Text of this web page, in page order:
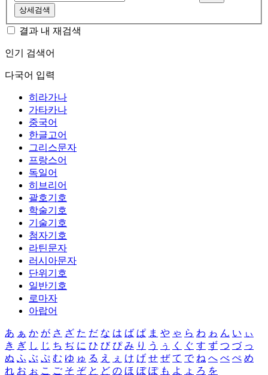
상세검색
결과 내 재검색
인기 검색어
다국어 입력
히라가나
가타카나
중국어
한글고어
그리스문자
프랑스어
독일어
히브리어
괄호기호
학술기호
기술기호
첨자기호
라틴문자
러시아문자
단위기호
일반기호
로마자
아랍어
あ ぁ か が さ ざ た だ な は ば ぱ ま や ゃ ら わ ゎ ん い ぃ
き ぎ し じ ち ぢ に ひ び ぴ み り う ぅ く ぐ す ず つ づ っ
ぬ ふ ぶ ぷ む ゆ ゅ る え ぇ け げ せ ぜ て で ね へ べ ぺ め
れ お ぉ こ ご そ ぞ と ど の ほ ぼ ぽ も よ ょ ろ を